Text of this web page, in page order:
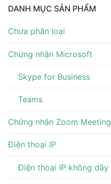
DANH MỤC SẢN PHẨM
Chưa phân loại
Chứng nhận Microsoft
Skype for Business
Teams
Chứng nhận Zoom Meeting
Điện thoại IP
Điện thoại IP không dây